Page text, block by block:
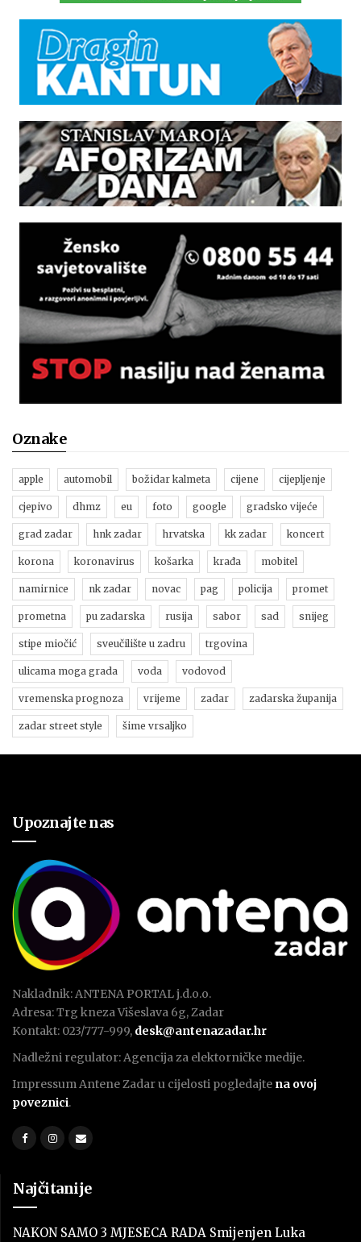
Oznake
apple automobil božidar kalmeta cijene cijepljenje
cjepivo dhmz eu foto google gradsko vijeće
grad zadar hnk zadar hrvatska kk zadar koncert
korona koronavirus košarka krađa mobitel
namirnice nk zadar novac pag policija promet
prometna pu zadarska rusija sabor sad snijeg
stipe miočić sveučilište u zadru trgovina
ulicama moga grada voda vodovod
vremenska prognoza vrijeme zadar zadarska županija
zadar street style šime vrsaljko
Upoznajte nas
Nakladnik: ANTENA PORTAL j.d.o.o.
Adresa: Trg kneza Višeslava 6g, Zadar
Kontakt: 023/777-999, desk@antenazadar.hr
Nadležni regulator: Agencija za elektorničke medije.
Impressum Antene Zadar u cijelosti pogledajte na ovoj
poveznici.
Najčitanije
NAKON SAMO 3 MJESECA RADA Smijenjen Luka